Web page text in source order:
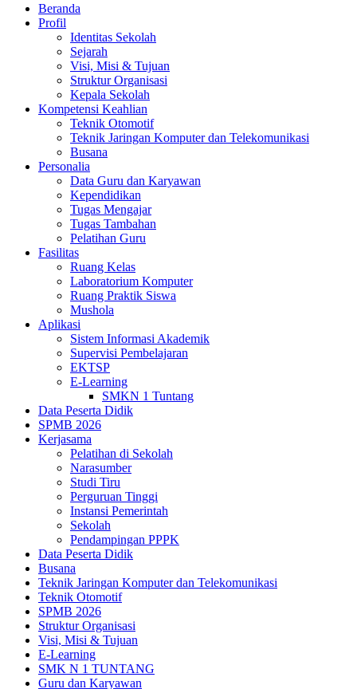
Beranda
Profil
Identitas Sekolah
Sejarah
Visi, Misi & Tujuan
Struktur Organisasi
Kepala Sekolah
Kompetensi Keahlian
Teknik Otomotif
Teknik Jaringan Komputer dan Telekomunikasi
Busana
Personalia
Data Guru dan Karyawan
Kependidikan
Tugas Mengajar
Tugas Tambahan
Pelatihan Guru
Fasilitas
Ruang Kelas
Laboratorium Komputer
Ruang Praktik Siswa
Mushola
Aplikasi
Sistem Informasi Akademik
Supervisi Pembelajaran
EKTSP
E-Learning
SMKN 1 Tuntang
Data Peserta Didik
SPMB 2026
Kerjasama
Pelatihan di Sekolah
Narasumber
Studi Tiru
Perguruan Tinggi
Instansi Pemerintah
Sekolah
Pendampingan PPPK
Data Peserta Didik
Busana
Teknik Jaringan Komputer dan Telekomunikasi
Teknik Otomotif
SPMB 2026
Struktur Organisasi
Visi, Misi & Tujuan
E-Learning
SMK N 1 TUNTANG
Guru dan Karyawan